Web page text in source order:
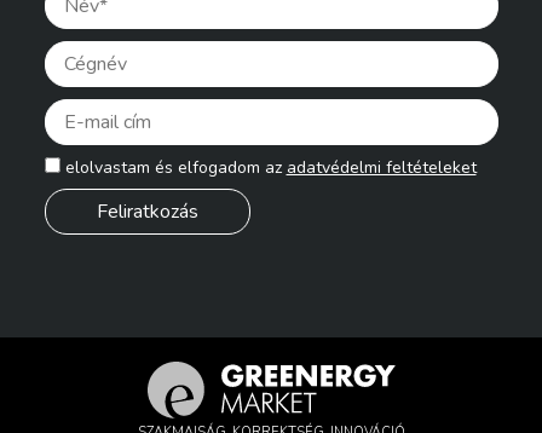
elolvastam és elfogadom az adatvédelmi feltételeket